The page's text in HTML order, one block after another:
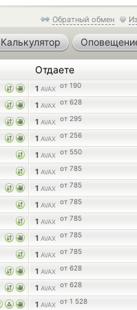
Обратный обмен
Калькулятор
Отдаете
1 AVAX от 190
1 AVAX от 628
1 AVAX от 295
1 AVAX от 256
1 AVAX от 550
1 AVAX от 785
1 AVAX от 785
1 AVAX от 785
1 AVAX от 785
1 AVAX от 785
1 AVAX от 785
1 AVAX от 628
1 AVAX от 628
1 AVAX от 1 528